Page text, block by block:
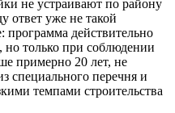
не устраивают по району
ответ уже не такой
программа действительно
только при соблюдении
примерно 20 лет, не
специального перечня и
темпами строительства